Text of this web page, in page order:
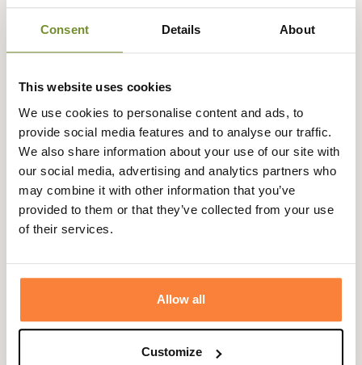
Consent Details About
This website uses cookies
We use cookies to personalise content and ads, to
provide social media features and to analyse our traffic.
We also share information about your use of our site with
our social media, advertising and analytics partners who
may combine it with other information that you’ve
provided to them or that they’ve collected from your use
of their services.
Allow all
Customize
ils associent uncuir souple et résistantsur la paume à un
tissu en laine mélangée
orné dutartan emblématique de
Barboursur le dessus de la main.
ces gants un look à la foisauthentique et sophistiqué
idéal pour les journées froides à la campagne comme en
ville.
Pour un confort thermique optimal, les gants Newbrough
doublés en laine polaire , garantissant
chaleur et
douceur
à chaque utilisation. Une
bride de réglage à
bouton-pression
au poignet permet un ajustement
Fiche technique
100% Polyester
Coloris Bleu, Noir, Rouge, Tartan